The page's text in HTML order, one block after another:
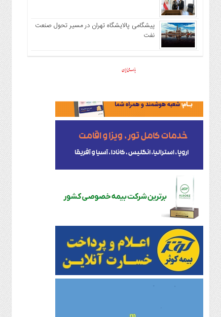
پیشگامی پالایشگاه تهران در مسیر تحول صنعت
نفت